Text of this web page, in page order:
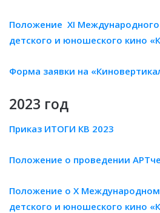
Положение XI Международного
детского и юношеского кино
Форма заявки на
2023 год
Приказ ИТОГИ КВ 2023
Положение о проведении
Положение о X Международном
детского и юношеского кино